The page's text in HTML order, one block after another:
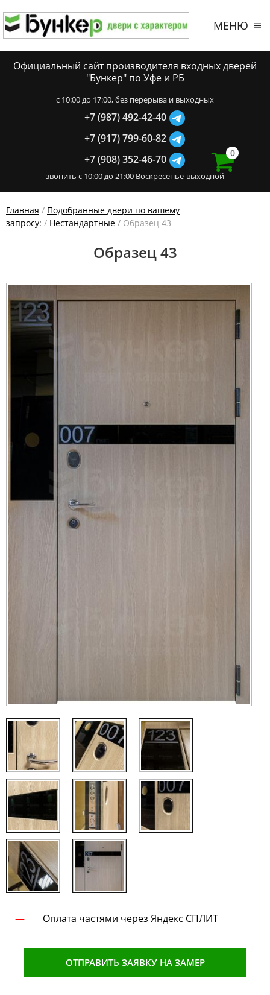
МЕНЮ
Официальный сайт производителя входных дверей
"Бункер" по Уфе и РБ
c 10:00 до 17:00, без перерыва и выходных
+7 (987) 492-42-40
+7 (917) 799-60-82
+7 (908) 352-46-70
звонить с 10:00 до 21:00 Воскресенье-выходной
0
Главная / Подобранные двери по вашему
запросу: / Нестандартные / Образец 43
Образец 43
Оплата частями через Яндекс СПЛИТ
ОТПРАВИТЬ ЗАЯВКУ НА ЗАМЕР